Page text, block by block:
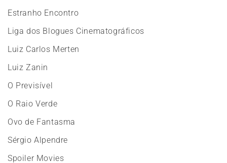
Estranho Encontro
Liga dos Blogues Cinematográficos
Luiz Carlos Merten
Luiz Zanin
O Previsível
O Raio Verde
Ovo de Fantasma
Sérgio Alpendre
Spoiler Movies